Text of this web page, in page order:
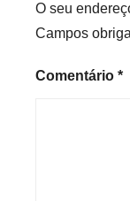
O seu
Campos
Comentário *